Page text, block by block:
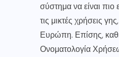
σύστημα να είναι πιο
τις μικτές χρήσεις
Ευρώπη. Επίσης,
Ονοματολογία